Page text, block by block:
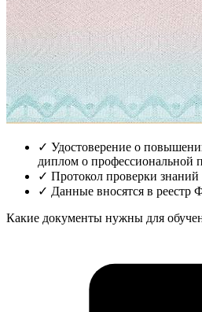
✓ Удостоверение о
диплом о профессиональной
✓ Протокол проверки знаний
✓ Данные вносятся в
Какие документы нужны для